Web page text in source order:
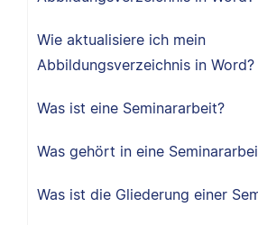
Wie aktualisiere ich mein
Abbildungsverzeichnis in Word?
Was ist eine Seminararbeit?
Was gehört in eine
Was ist die Gliederung einer